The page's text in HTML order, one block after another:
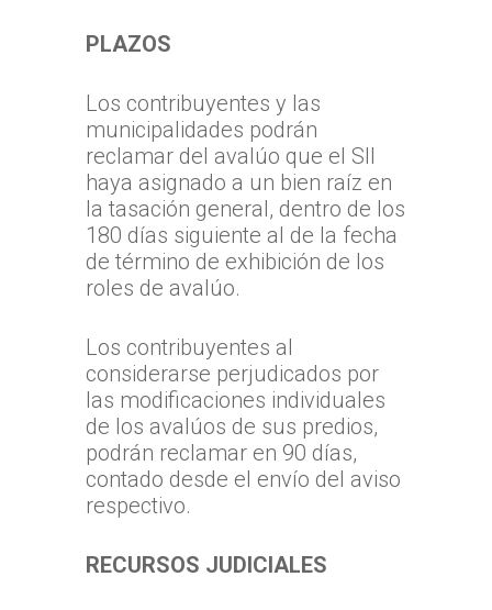
PLAZOS
Los contribuyentes y las
municipalidades podrán
reclamar del avalúo que el SII
haya asignado a un bien raíz en
la tasación general, dentro de los
180 días siguiente al de la fecha
de término de exhibición de los
roles de avalúo.
Los contribuyentes al
considerarse perjudicados por
las modificaciones individuales
de los avalúos de sus predios,
podrán reclamar en 90 días,
contado desde el envío del aviso
respectivo.
RECURSOS JUDICIALES